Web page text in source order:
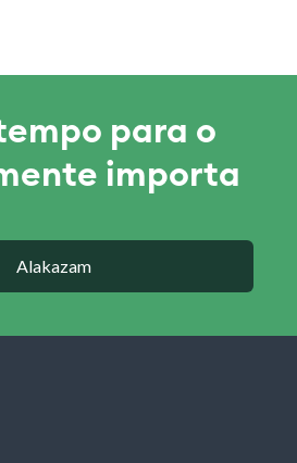
para o
importa
Alakazam